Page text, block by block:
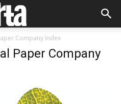
Company Index
Paper Company